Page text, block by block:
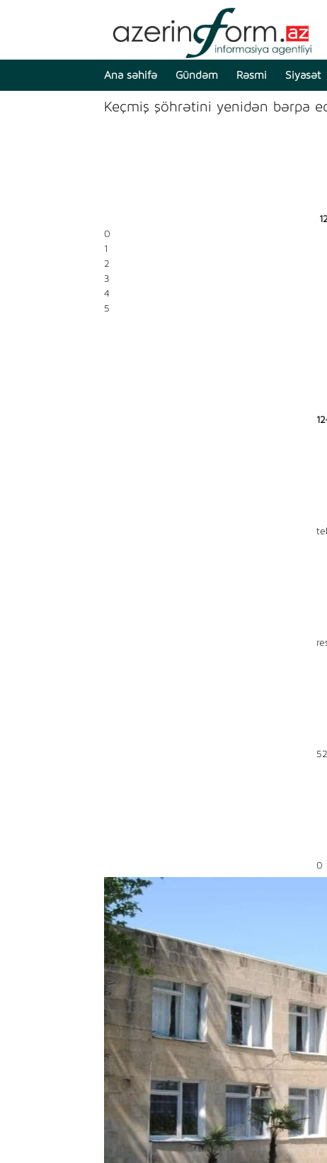
Ana səhifə Gündəm Rəsmi Siyasət
Keçmiş şöhrətini yenidən bərpa
0
1
2
3
4
5
0